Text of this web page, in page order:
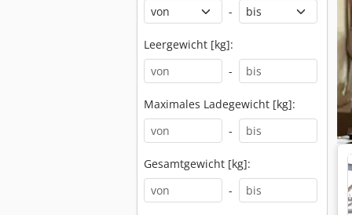
-
Leergewicht [kg]:
-
Maximales Ladegewicht [kg]:
-
Gesamtgewicht [kg]:
-